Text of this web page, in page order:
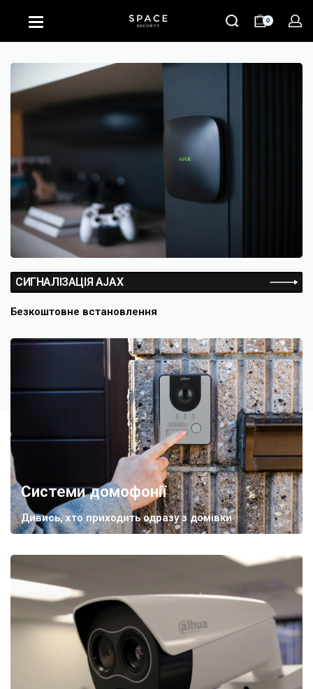
0
СИГНАЛІЗАЦІЯ AJAX
Безкоштовне встановлення
Системи домофонії
Дивись, хто приходить одразу з домівки